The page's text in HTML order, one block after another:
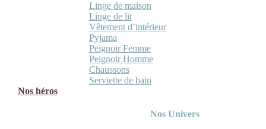
Linge de maison
Linge de lit
Vêtement d’intérieur
Pyjama
Peignoir Femme
Peignoir Homme
Chaussons
Serviette de bain
Nos héros
Nos Univers